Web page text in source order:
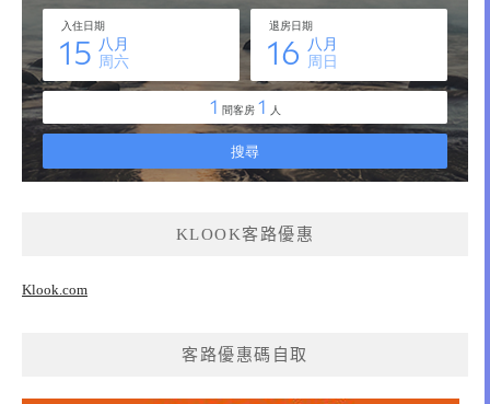
KLOOK客路優惠
Klook.com
客路優惠碼自取